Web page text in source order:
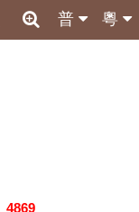
粵
普
4869